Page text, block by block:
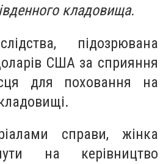
кладовища.
підозрювана
США за сприяння
для поховання на
справи, жінка
на керівництво